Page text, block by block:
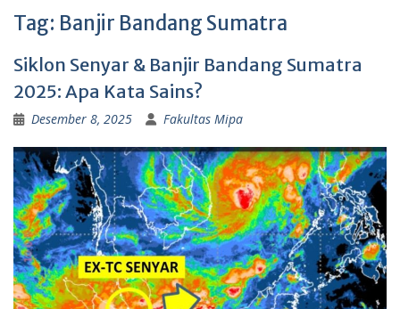
Tag: Banjir Bandang Sumatra
Siklon Senyar & Banjir Bandang Sumatra
2025: Apa Kata Sains?
Desember 8, 2025 Fakultas Mipa